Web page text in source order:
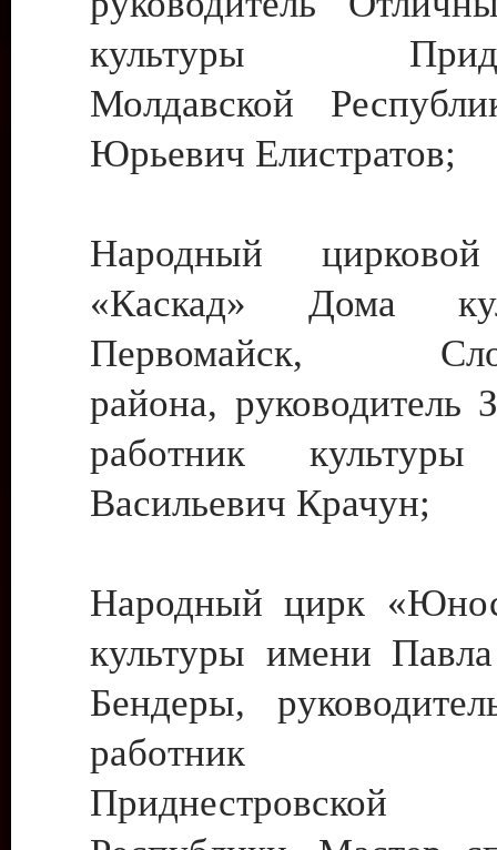
культуры
Молдавской
Юрьевич Елистратов;
Народный цирковой
«Каскад» Дома
Первомайск,
района, руководитель
работник культуры
Васильевич Крачун;
Народный цирк
культуры имени
Бендеры,
работник
Приднестровской